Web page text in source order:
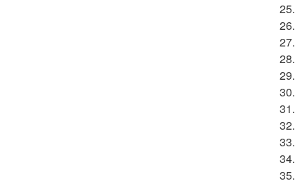
25.
26.
27.
28.
29.
30.
31.
32.
33.
34.
35.